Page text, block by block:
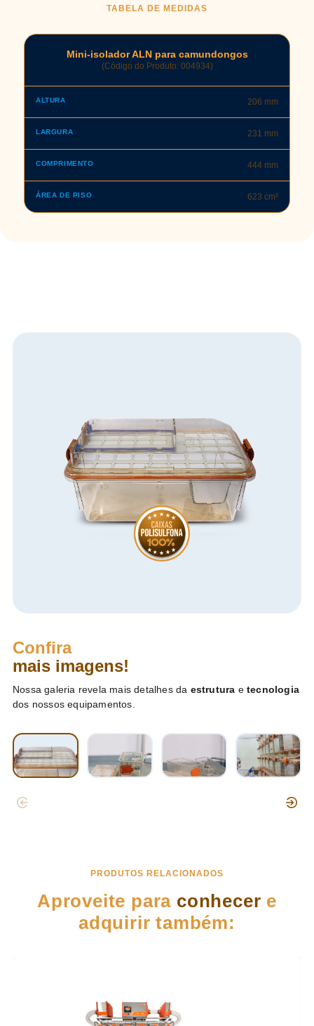
TABELA DE MEDIDAS
Mini-isolador ALN para camundongos
(Código do Produto: 004934)
206 mm
231 mm
444 mm
623 cm²
Confira
mais imagens!
Nossa galeria revela mais detalhes da estrutura etecnologia
dos nossos equipamentos.
PRODUTOS RELACIONADOS
Aproveite para conhecer e
adquirir também: